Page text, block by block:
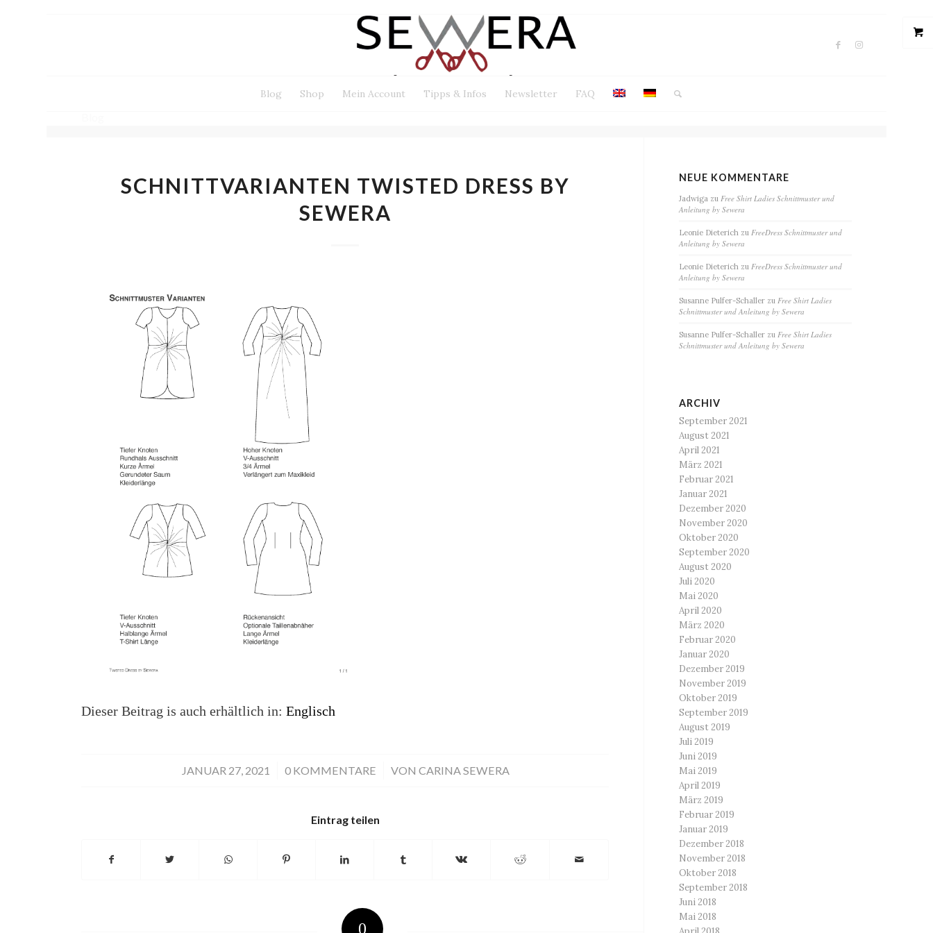
Blog Shop Mein Account Tipps & Infos Newsletter FAQ
SCHNITTVARIANTEN TWISTED DRESS BY
SEWERA
Dieser Beitrag is auch erhältlich in:Englisch
JANUAR 27, 2021
/ 0 KOMMENTARE
/ VON CARINA SEWERA
Eintrag teilen
0
NEUE KOMMENTARE
Jadwiga zuFree Shirt Ladies Schnittmuster und
Anleitung by Sewera
Leonie Dieterich zuFreeDress Schnittmuster und
Anleitung by Sewera
Leonie Dieterich zuFreeDress Schnittmuster und
Anleitung by Sewera
Susanne Pulfer-Schaller zuFree Shirt Ladies
Schnittmuster und Anleitung by Sewera
Susanne Pulfer-Schaller zuFree Shirt Ladies
Schnittmuster und Anleitung by Sewera
ARCHIV
September 2021
August 2021
April 2021
März 2021
Februar 2021
Januar 2021
Dezember 2020
November 2020
Oktober 2020
September 2020
August 2020
Juli 2020
Mai 2020
April 2020
März 2020
Februar 2020
Januar 2020
Dezember 2019
November 2019
Oktober 2019
September 2019
August 2019
Juli 2019
Juni 2019
Mai 2019
April 2019
März 2019
Februar 2019
Januar 2019
Dezember 2018
November 2018
Oktober 2018
September 2018
Juni 2018
Mai 2018